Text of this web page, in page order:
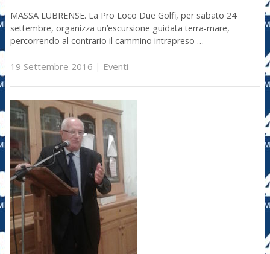
MASSA LUBRENSE. La Pro Loco Due Golfi, per sabato 24
settembre, organizza un’escursione guidata terra-mare,
percorrendo al contrario il cammino intrapreso …
19 Settembre 2016 | Eventi